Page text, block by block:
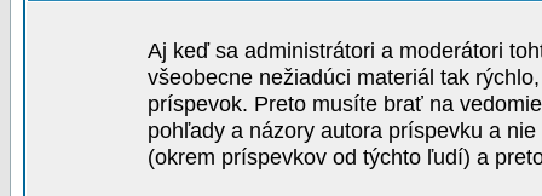
Aj keď sa administrátori a moderátori
všeobecne nežiadúci materiál tak
príspevok. Preto musíte brať na
pohľady a názory autora príspevku a
(okrem príspevkov od týchto ľudí) a